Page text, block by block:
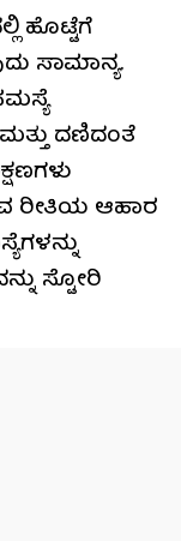
ಹೊಟ್ಟೆಗೆ
ಸಾಮಾನ್ಯ.
ದಣಿದಂತೆ
ರೀತಿಯ ಆಹಾರ
ಸ್ಟೋರಿ